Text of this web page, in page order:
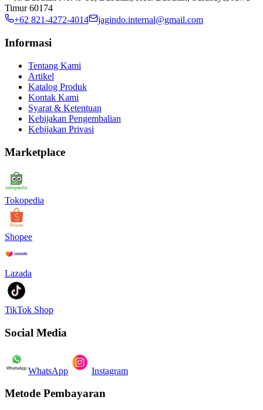
Timur 60174
+62 821-4272-4014
jagindo.internal@gmail.com
Informasi
Tentang Kami
Artikel
Katalog Produk
Kontak Kami
Syarat & Ketentuan
Kebijakan Pengembalian
Kebijakan Privasi
Marketplace
Tokopedia
Shopee
Lazada
TikTok Shop
Social Media
WhatsApp Instagram
Metode Pembayaran